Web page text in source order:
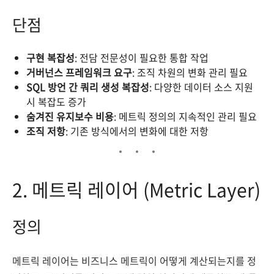
단점
구현 복잡성: 전담 전문성이 필요한 통합 작업
거버넌스 프레임워크 요구: 조직 차원의 변화 관리 필요
SQL 방언 간 쿼리 생성 복잡성: 다양한 데이터 소스 지원
시 복잡도 증가
숨겨진 유지보수 비용: 메트릭 정의의 지속적인 관리 필요
조직 저항: 기존 방식에서의 변화에 대한 저항
2. 메트릭 레이어 (Metric Layer)
정의
메트릭 레이어는 비즈니스 메트릭이 어떻게 계산되는지를 정